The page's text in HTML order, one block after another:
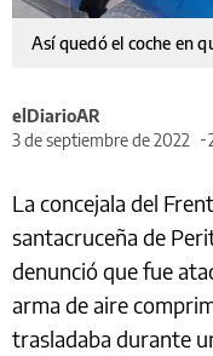
Así quedó el coche en
elDiarioAR
3 de septiembre de 2022
La concejala del
santacruceña de
denunció que fue
arma de aire
trasladaba durante